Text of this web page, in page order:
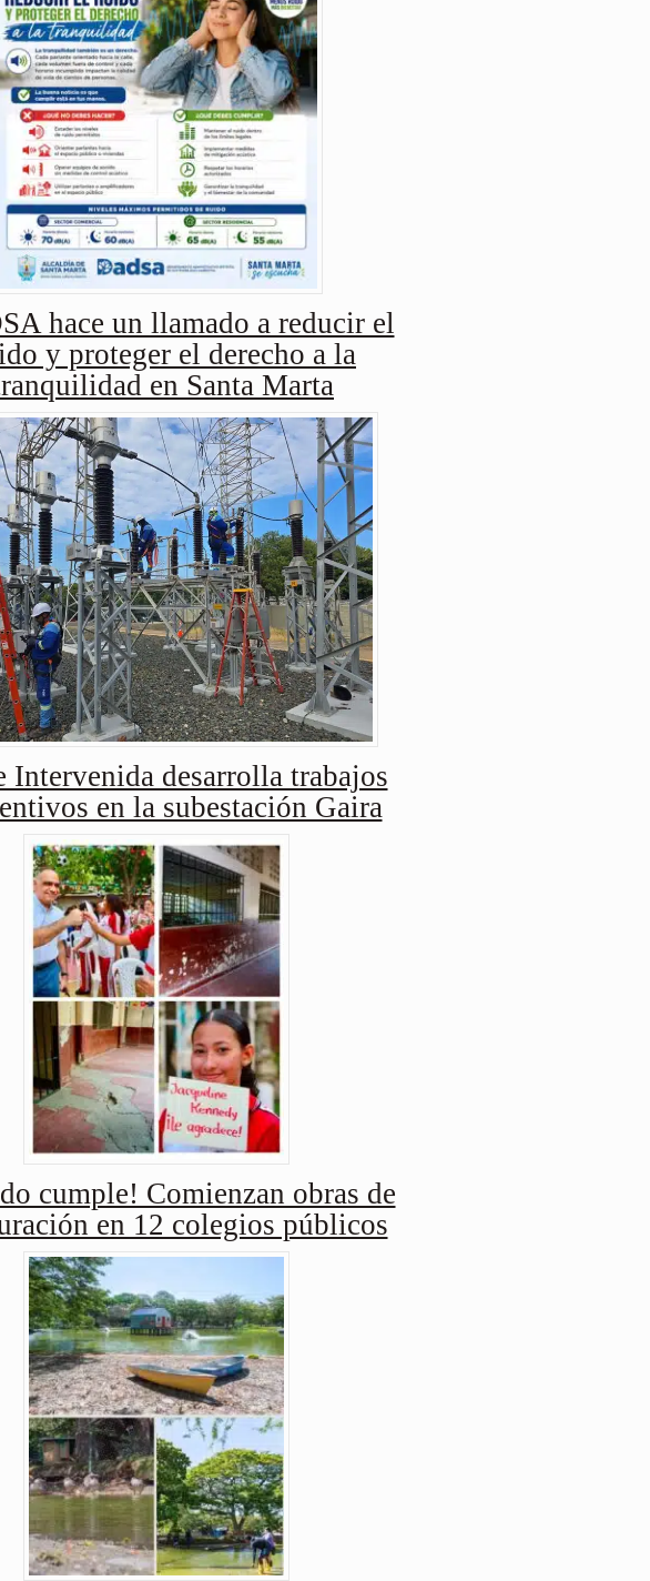
hace un llamado a reducir el
y proteger el derecho a la
en Santa Marta
Intervenida desarrolla trabajos
en la subestación Gaira
cumple! Comienzan obras de
en 12 colegios públicos